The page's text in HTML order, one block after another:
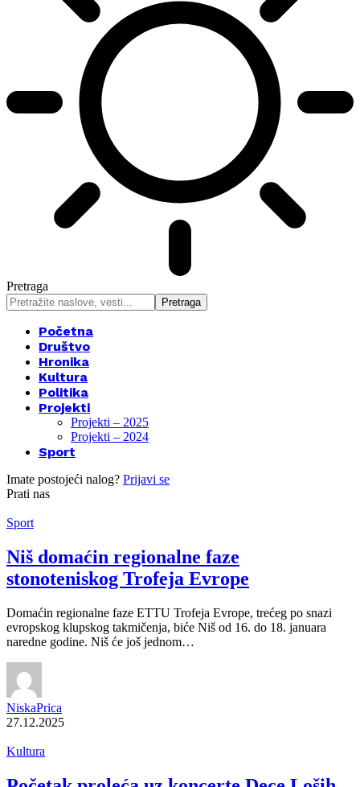
Pretraga
Početna
Društvo
Hronika
Kultura
Politika
Projekti
Projekti – 2025
Projekti – 2024
Sport
Imate postojeći nalog? Prijavi se
Prati nas
Sport
Niš domaćin regionalne faze
stonoteniskog Trofeja Evrope
Domaćin regionalne faze ETTU Trofeja Evrope, trećeg po snazi
evropskog klupskog takmičenja, biće Niš od 16. do 18. januara
naredne godine. Niš će još jednom…
NiskaPrica
27.12.2025
Kultura